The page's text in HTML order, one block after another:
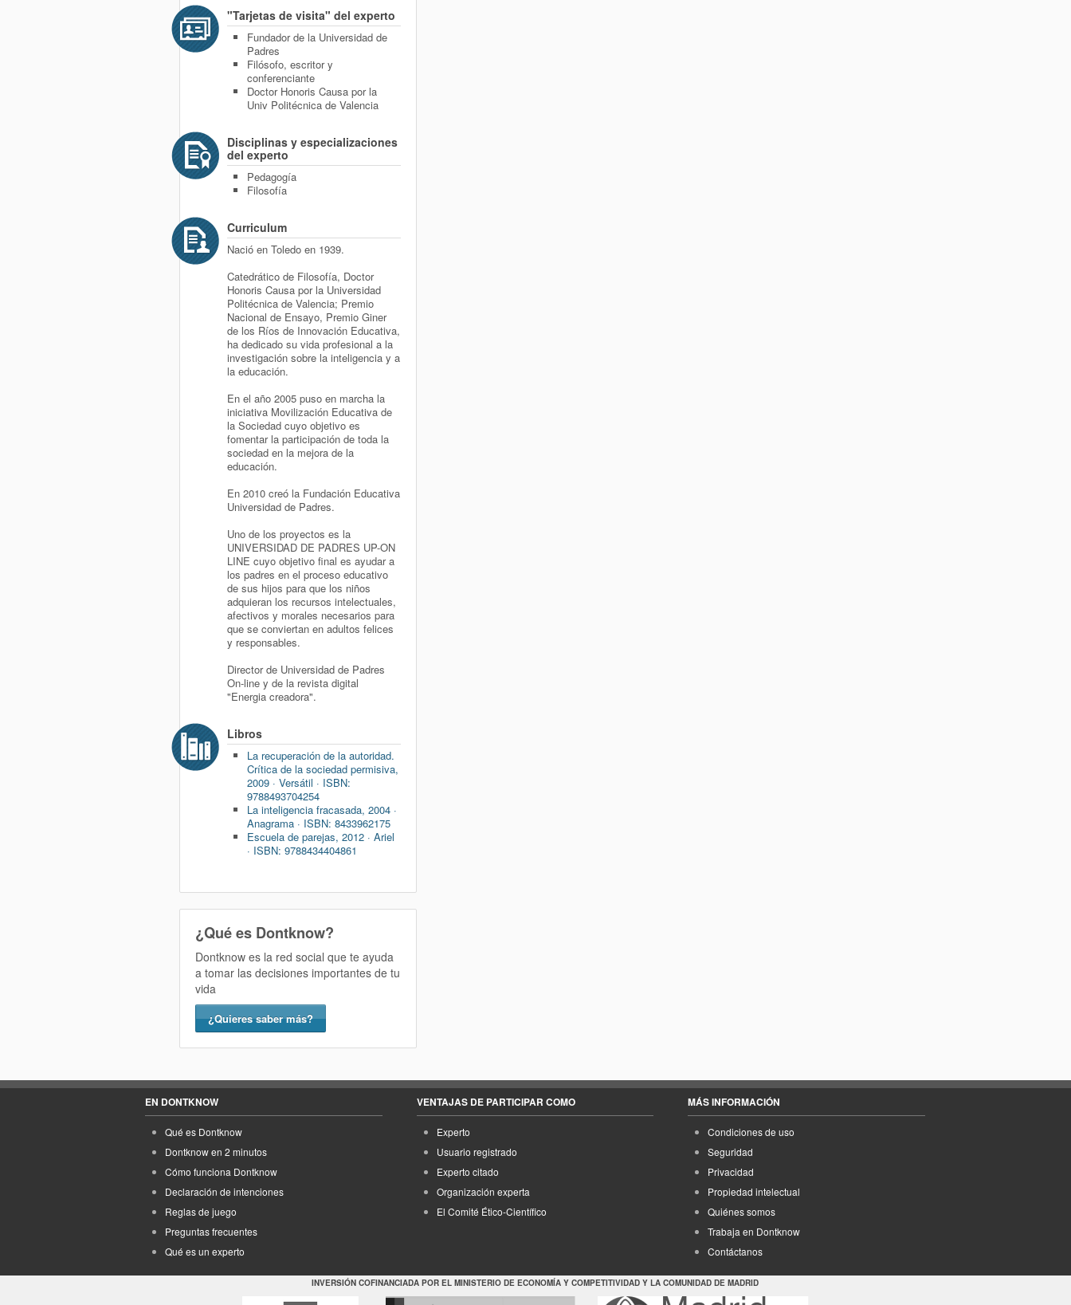
"Tarjetas de visita" del experto
Fundador de la Universidad de
Padres
Filósofo, escritor y
conferenciante
Doctor Honoris Causa por la
Univ Politécnica de Valencia
Disciplinas y especializaciones
del experto
Pedagogía
Filosofía
Curriculum
Nació en Toledo en 1939.
Catedrático de Filosofía, Doctor
Honoris Causa por la Universidad
Politécnica de Valencia; Premio
Nacional de Ensayo, Premio Giner
de los Ríos de Innovación Educativa,
ha dedicado su vida profesional a la
investigación sobre la inteligencia y a
la educación.
En el año 2005 puso en marcha la
iniciativa Movilización Educativa de
la Sociedad cuyo objetivo es
fomentar la participación de toda la
sociedad en la mejora de la
educación.
En 2010 creó la Fundación Educativa
Universidad de Padres.
Uno de los proyectos es la
UNIVERSIDAD DE PADRES UP-ON
LINE cuyo objetivo final es ayudar a
los padres en el proceso educativo
de sus hijos para que los niños
adquieran los recursos intelectuales,
afectivos y morales necesarios para
que se conviertan en adultos felices
y responsables.
Director de Universidad de Padres
On-line y de la revista digital
"Energia creadora".
Libros
La recuperación de la autoridad.
Crítica de la sociedad permisiva,
2009 · Versátil · ISBN:
9788493704254
La inteligencia fracasada, 2004 ·
Anagrama · ISBN: 8433962175
Escuela de parejas, 2012 · Ariel
· ISBN: 9788434404861
¿Qué es Dontknow?
Dontknow es la red social que te ayuda
a tomar las decisiones importantes de tu
vida
¿Quieres saber más?
EN DONTKNOW
Qué es Dontknow
Dontknow en 2 minutos
Cómo funciona Dontknow
Declaración de intenciones
Reglas de juego
Preguntas frecuentes
Qué es un experto
VENTAJAS DE PARTICIPAR COMO
Experto
Usuario registrado
Experto citado
Organización experta
El Comité Ético-Científico
MÁS INFORMACIÓN
Condiciones de uso
Seguridad
Privacidad
Propiedad intelectual
Quiénes somos
Trabaja en Dontknow
Contáctanos
INVERSIÓN COFINANCIADA POR EL MINISTERIO DE ECONOMÍA Y COMPETITIVIDAD Y LA COMUNIDAD DE MADRID